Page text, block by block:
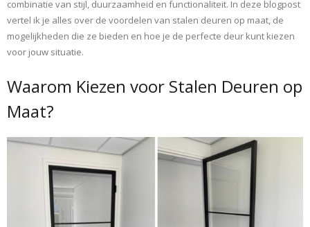
combinatie van stijl, duurzaamheid en functionaliteit. In deze blogpost
vertel ik je alles over de voordelen van stalen deuren op maat, de
mogelijkheden die ze bieden en hoe je de perfecte deur kunt kiezen
voor jouw situatie.
Waarom Kiezen voor Stalen Deuren op
Maat?